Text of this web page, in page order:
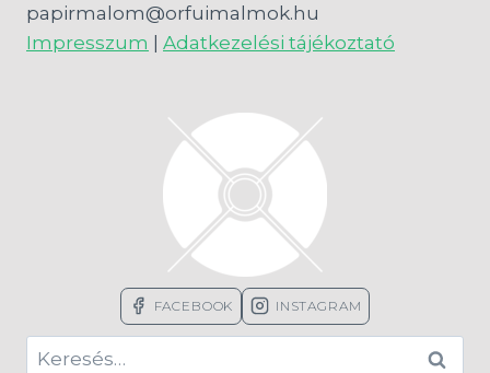
papirmalom@orfuimalmok.hu
Impresszum | Adatkezelési tájékoztató
FACEBOOK INSTAGRAM
Keresés: